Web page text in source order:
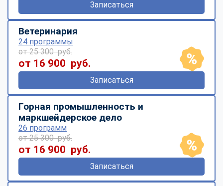
Записаться
Ветеринария
24 программы
от 25 300 руб.
от 16 900 руб.
Записаться
Горная промышленность и
маркшейдерское дело
26 программ
от 25 300 руб.
от 16 900 руб.
Записаться